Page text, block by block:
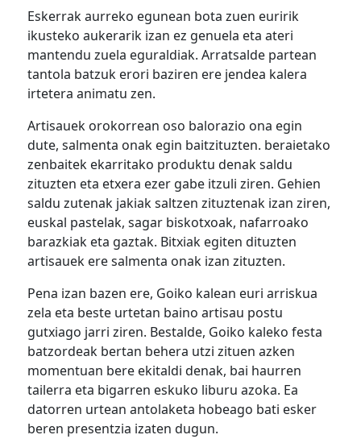
Eskerrak aurreko egunean bota zuen euririk
ikusteko aukerarik izan ez genuela eta ateri
mantendu zuela eguraldiak. Arratsalde partean
tantola batzuk erori baziren ere jendea kalera
irtetera animatu zen.
Artisauek orokorrean oso balorazio ona egin
dute, salmenta onak egin baitzituzten. beraietako
zenbaitek ekarritako produktu denak saldu
zituzten eta etxera ezer gabe itzuli ziren. Gehien
saldu zutenak jakiak saltzen zituztenak izan ziren,
euskal pastelak, sagar biskotxoak, nafarroako
barazkiak eta gaztak. Bitxiak egiten dituzten
artisauek ere salmenta onak izan zituzten.
Pena izan bazen ere, Goiko kalean euri arriskua
zela eta beste urtetan baino artisau postu
gutxiago jarri ziren. Bestalde, Goiko kaleko festa
batzordeak bertan behera utzi zituen azken
momentuan bere ekitaldi denak, bai haurren
tailerra eta bigarren eskuko liburu azoka. Ea
datorren urtean antolaketa hobeago bati esker
beren presentzia izaten dugun.